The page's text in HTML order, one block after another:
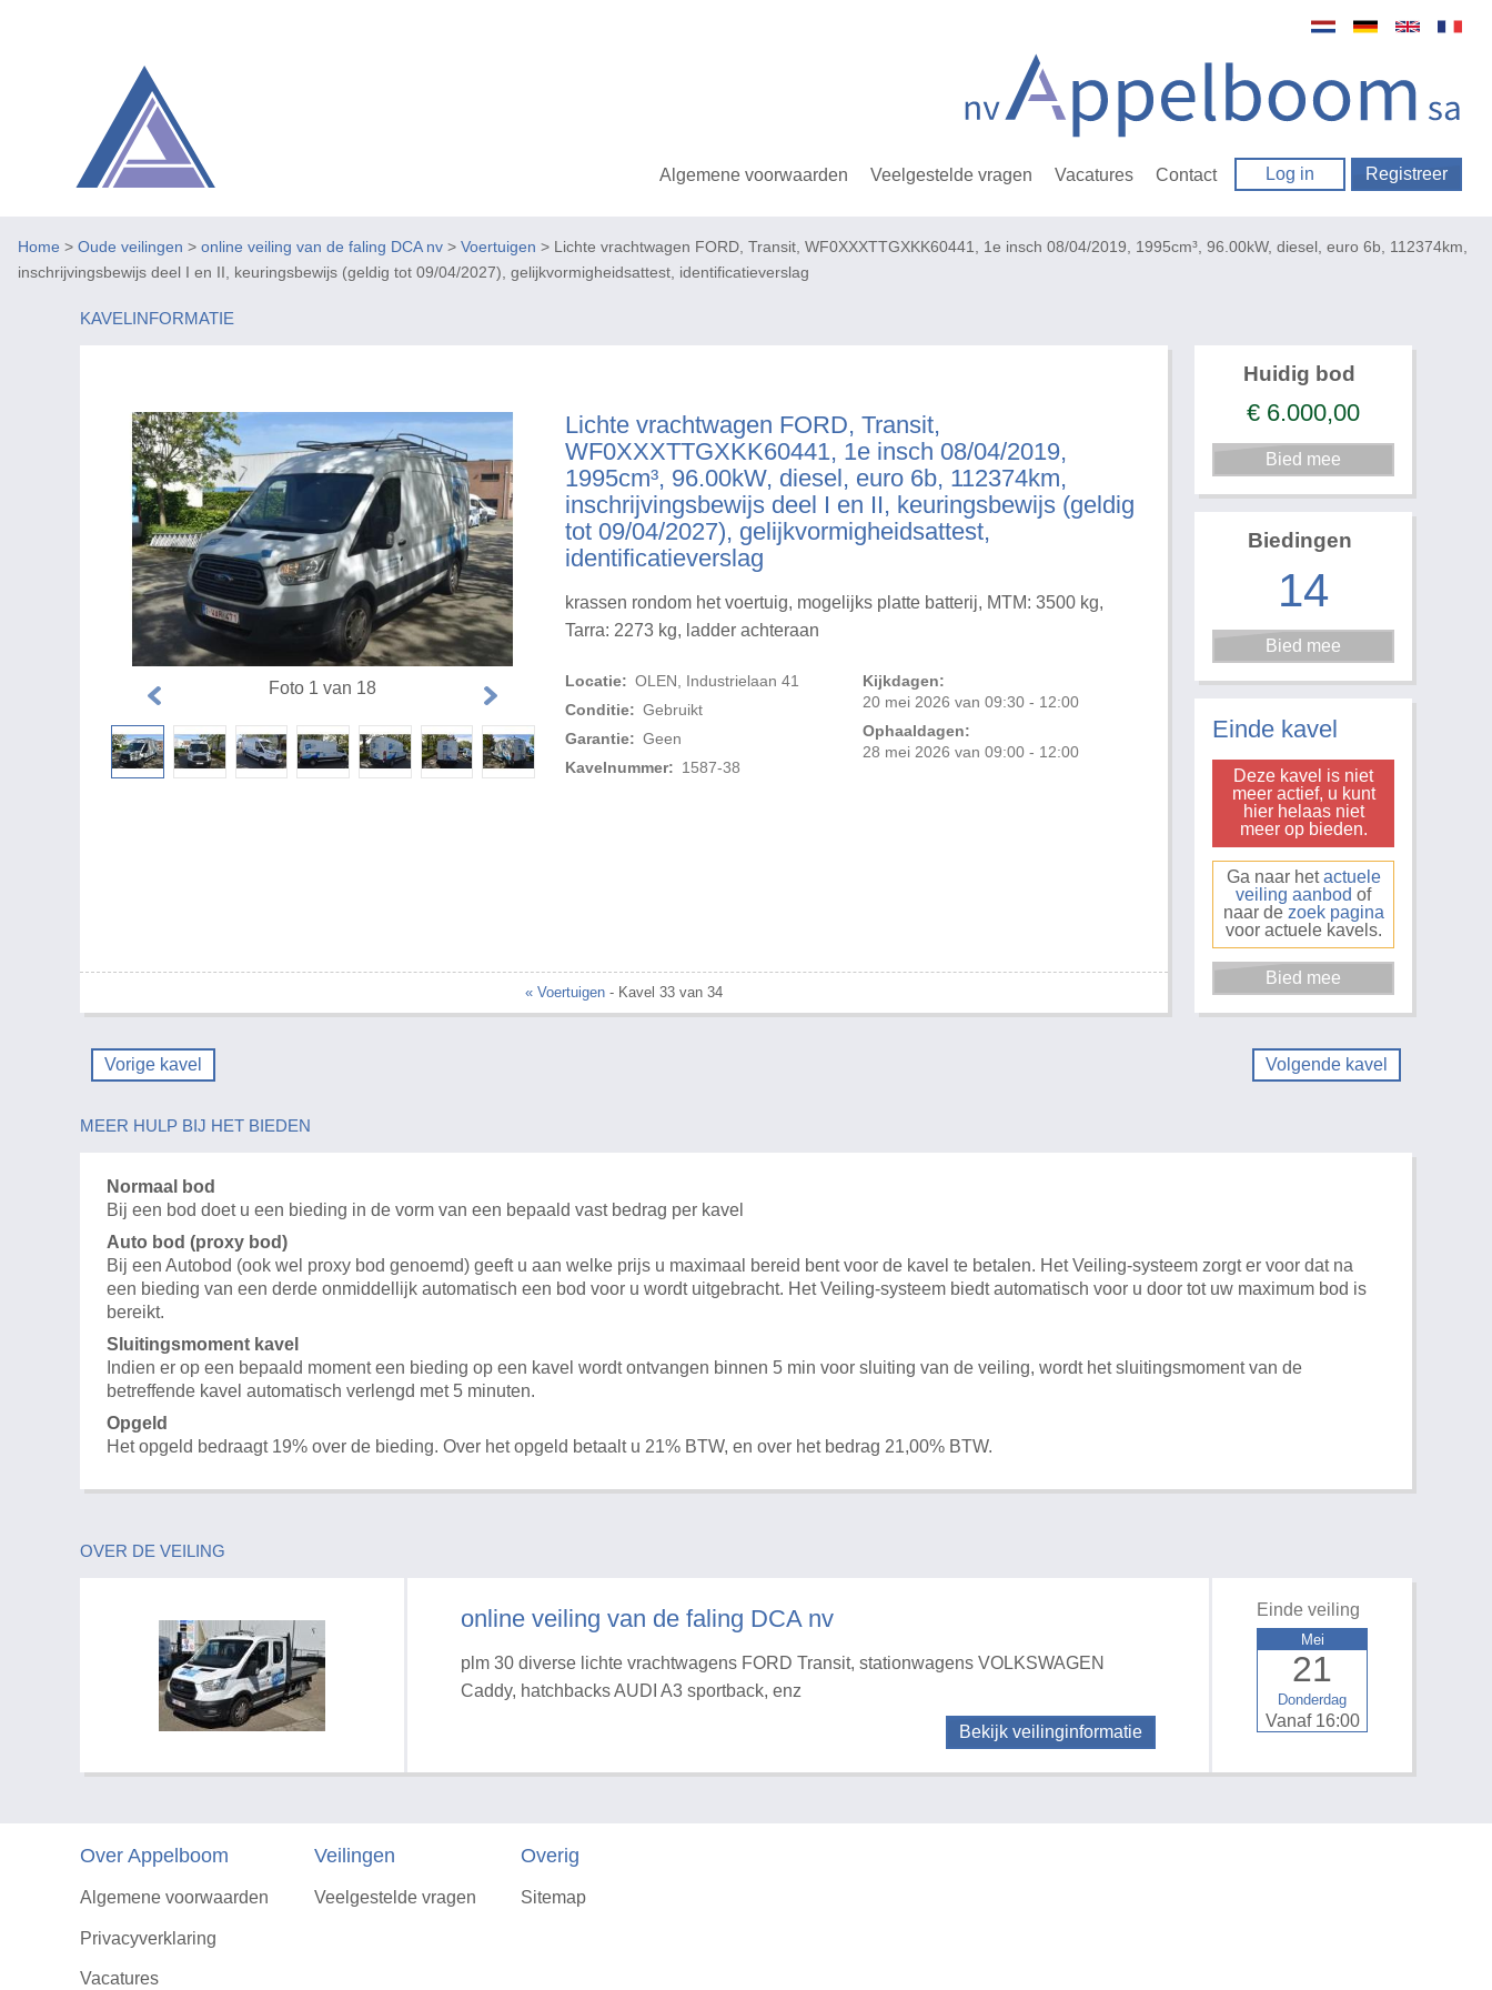
Algemene voorwaarden Veelgestelde vragen Vacatures Contact Log in Registreer
Home > Oude veilingen > online veiling van de faling DCA nv > Voertuigen > Lichte vrachtwagen FORD, Transit, WF0XXXTTGXKK60441, 1e insch 08/04/2019, 1995cm³, 96.00kW, diesel, euro 6b, 112374km,
inschrijvingsbewijs deel I en II, keuringsbewijs (geldig tot 09/04/2027), gelijkvormigheidsattest, identificatieverslag
KAVELINFORMATIE
Lichte vrachtwagen FORD, Transit,
WF0XXXTTGXKK60441, 1e insch 08/04/2019,
1995cm³, 96.00kW, diesel, euro 6b, 112374km,
inschrijvingsbewijs deel I en II, keuringsbewijs (geldig
tot 09/04/2027), gelijkvormigheidsattest,
identificatieverslag
krassen rondom het voertuig, mogelijks platte batterij, MTM: 3500 kg,
Tarra: 2273 kg, ladder achteraan
Locatie: OLEN, Industrielaan 41
Conditie: Gebruikt
Garantie: Geen
Kavelnummer: 1587-38
Kijkdagen:
20 mei 2026 van 09:30 - 12:00
Ophaaldagen:
28 mei 2026 van 09:00 - 12:00
Foto 1 van 18 Foto 2 van 18
« Voertuigen - Kavel 33 van 34
Huidig bod
€ 6.000,00
Biedingen
14
Einde kavel
Deze kavel is niet
meer actief, u kunt
hier helaas niet
meer op bieden.
Ga naar hetactuele
veiling aanbod of
naar de zoek pagina
voor actuele kavels.
Vorige kavel Volgende kavel
MEER HULP BIJ HET BIEDEN
Normaal bod
Bij een bod doet u een bieding in de vorm van een bepaald vast bedrag per kavel
Auto bod (proxy bod)
Bij een Autobod (ook wel proxy bod genoemd) geeft u aan welke prijs u maximaal bereid bent voor de kavel te betalen. Het Veiling-systeem zorgt er voor dat na
een bieding van een derde onmiddellijk automatisch een bod voor u wordt uitgebracht. Het Veiling-systeem biedt automatisch voor u door tot uw maximum bod is
bereikt.
Sluitingsmoment kavel
Indien er op een bepaald moment een bieding op een kavel wordt ontvangen binnen 5 min voor sluiting van de veiling, wordt het sluitingsmoment van de
betreffende kavel automatisch verlengd met 5 minuten.
Opgeld
Het opgeld bedraagt 19% over de bieding. Over het opgeld betaalt u 21% BTW, en over het bedrag 21,00% BTW.
OVER DE VEILING
online veiling van de faling DCA nv
plm 30 diverse lichte vrachtwagens FORD Transit, stationwagens VOLKSWAGEN
Caddy, hatchbacks AUDI A3 sportback, enz
Bekijk veilinginformatie
Einde veiling
Donderdag
21
Mei
Vanaf 16:00
Over Appelboom
Algemene voorwaarden
Privacyverklaring
Vacatures
Veilingen
Veelgestelde vragen
Overig
Sitemap